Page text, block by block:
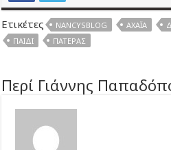
Ετικέτες NANCYSBLOG ΑΧΑΪ́Α
ΠΑΙΔΊ
ΠΑΤΈΡΑΣ
Περί Γιάννης